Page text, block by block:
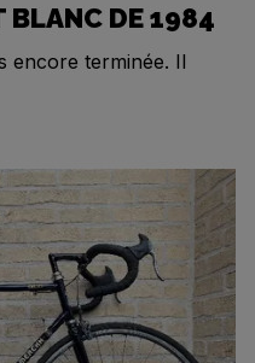
BLANC DE 1984
encore terminée. Il